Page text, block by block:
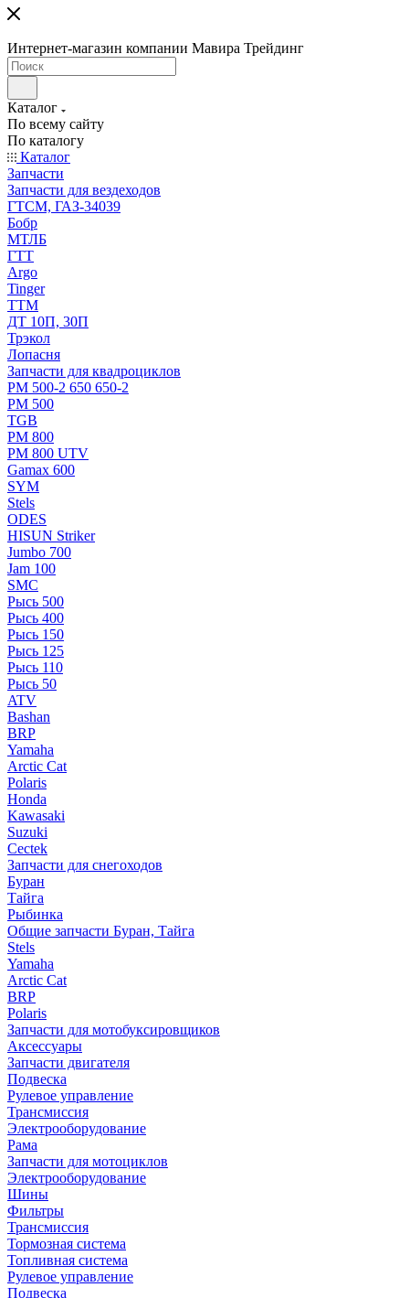
Интернет-магазин компании Мавира Трейдинг
Каталог
По всему сайту
По каталогу
Каталог
Запчасти
Запчасти для вездеходов
ГТСМ, ГАЗ-34039
Бобр
МТЛБ
ГТТ
Argo
Tinger
ТТМ
ДТ 10П, 30П
Трэкол
Лопасня
Запчасти для квадроциклов
РМ 500-2 650 650-2
РМ 500
TGB
РМ 800
РМ 800 UTV
Gamax 600
SYM
Stels
ОDЕS
HISUN Striker
Jumbo 700
Jam 100
SMC
Рысь 500
Рысь 400
Рысь 150
Рысь 125
Рысь 110
Рысь 50
ATV
Bashan
BRP
Yamaha
Arctic Cat
Polaris
Honda
Kawasaki
Suzuki
Cectek
Запчасти для снегоходов
Буран
Тайга
Рыбинка
Общие запчасти Буран, Тайга
Stels
Yamaha
Arctic Cat
BRP
Polaris
Запчасти для мотобуксировщиков
Аксессуары
Запчасти двигателя
Подвеска
Рулевое управление
Трансмиссия
Электрооборудование
Рама
Запчасти для мотоциклов
Электрооборудование
Шины
Фильтры
Трансмиссия
Тормозная система
Топливная система
Рулевое управление
Подвеска